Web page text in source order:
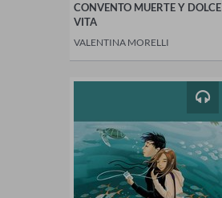
CONVENTO MUERTE Y DOLCE
VITA
VALENTINA MORELLI